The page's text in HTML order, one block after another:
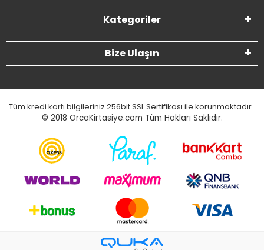
Kategoriler
Bize Ulaşın
Tüm kredi kartı bilgileriniz 256bit SSL Sertifikası ile korunmaktadır.
© 2018 OrcaKirtasiye.com Tüm Hakları Saklıdır.